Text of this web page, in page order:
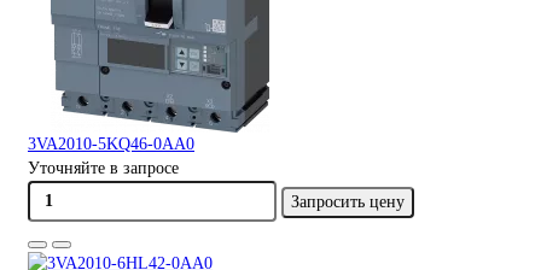
3VA2010-5KQ46-0AA0
Уточняйте в запросе
Запросить цену